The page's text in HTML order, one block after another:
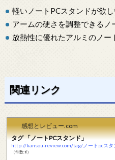
軽いノートPCスタンドが欲し
アームの硬さを調整できるノ
放熱性に優れたアルミのノー
関連リンク
感想とレビュー.com
タグ 「ノートPCスタンド」
http://kansou-review.com/tag/ノートpcスタ
（件数:6）